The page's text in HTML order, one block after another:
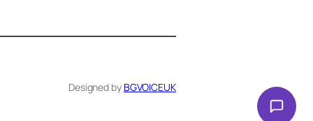
Designed by BGVOICEUK